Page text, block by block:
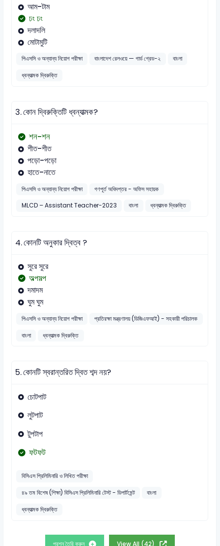
আম-টাম
ঢং ঢং
দলাদলি
মোটামুটি
পিএসসি ও অন্যান্য নিয়োগ পরীক্ষা বাংলাদেশ রেলওয়ে — গার্ড গ্রেড-২
বাংলা
ধ্বন্যাত্মক দ্বিরুক্তি
3.কোন দ্বিরুক্তিটি ধ্বন্যাত্মক?
শন-শন
শীত-শীত
পড়ো-পড়ো
হাতে-নাতে
পিএসসি ও অন্যান্য নিয়োগ পরীক্ষা
গণপূর্ত অধিদপ্তর - অফিস সহায়ক
MLCD – Assistant Teacher-2023
বাংলা ধ্বন্যাত্মক দ্বিরুক্তি
4.কোনটি অনুকার দ্বিত্ব ?
সুরে সুরে
অল্পসল্প
দমাদম
ঘুম ঘুম
পিএসসি ও অন্যান্য নিয়োগ পরীক্ষা
প্রতিরক্ষা মন্ত্রণালয় (ডিজিএফআই) - সহকারী পরিচালক
বাংলা
ধ্বন্যাত্মক দ্বিরুক্তি
5.কোনটি স্বরান্তরিত দ্বিত শব্দ নয়?
চোটপাট
লুটপাট
টুপটাপ
ফটফট
বিসিএস প্রিলিমিনারি ও লিখিত পরীক্ষা
৪৯ তম বিশেষ (শিক্ষা) বিসিএস প্রিলিমিনারি টেস্ট - ডিপার্টমেন্ট
বাংলা
ধ্বন্যাত্মক দ্বিরুক্তি
প্রশ্ন তৈরি করুন View All (42)